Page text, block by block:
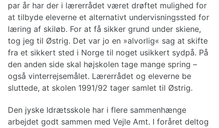
par år har der i lærerrådet været drøftet mulighed for
at tilbyde eleverne et alternativt undervisningssted for
læring af skiløb. For at få sikker grund under skiene,
tog jeg til Østrig. Det var jo en »alvorlig« sag at skifte
fra et sikkert sted i Norge til noget usikkert sydpå. På
den anden side skal højskolen tage mange spring –
også vinterrejsemålet. Lærerrådet og eleverne be
sluttede, at skolen 1991/92 tager samlet til Østrig.
Den jyske Idrætsskole har i flere sammenhænge
arbejdet godt sammen med Vejle Amt. I foråret deltog